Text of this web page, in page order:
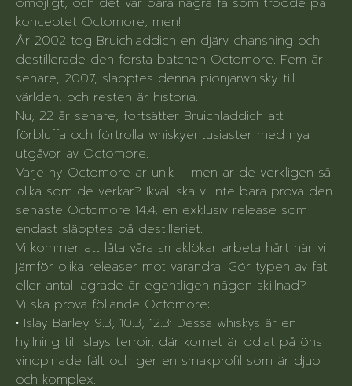
konceptet Octomore, men!
År 2002 tog Bruichladdich en djärv chansning och
destillerade den första batchen Octomore. Fem år
senare, 2007, släpptes denna pionjärwhisky till
världen, och resten är historia.
Nu, 22 år senare, fortsätter Bruichladdich att
förbluffa och förtrolla whiskyentusiaster med nya
utgåvor av Octomore.
Varje ny Octomore är unik – men är de verkligen så
olika som de verkar? Ikväll ska vi inte bara prova den
senaste Octomore 14.4, en exklusiv release som
endast släpptes på destilleriet.
Vi kommer att låta våra smaklökar arbeta hårt när vi
jämför olika releaser mot varandra. Gör typen av fat
eller antal lagrade år egentligen någon skillnad?
Vi ska prova följande Octomore:
• Islay Barley 9.3, 10.3, 12.3: Dessa whiskys är en
hyllning till Islays terroir, där kornet är odlat på öns
vindpinade fält och ger en smakprofil som är djup
och komplex.